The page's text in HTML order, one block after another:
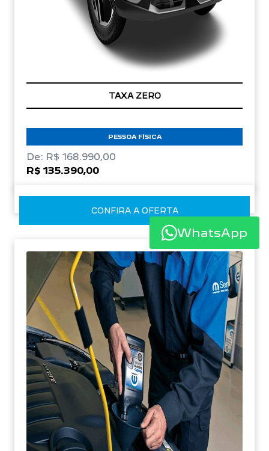
TAXA ZERO
PESSOA FÍSICA
De: R$ 168.990,00
R$ 135.390,00
CONFIRA A OFERTA
WhatsApp